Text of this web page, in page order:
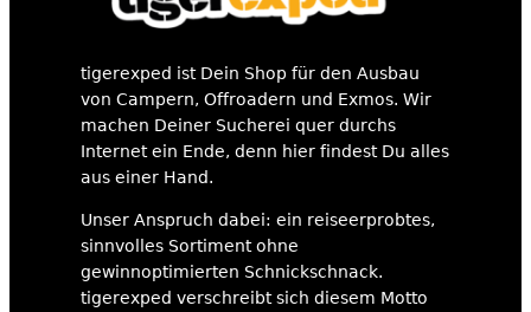
tigerexped ist Dein Shop für den Ausbau
von Campern, Offroadern und Exmos. Wir
machen Deiner Sucherei quer durchs
Internet ein Ende, denn hier findest Du alles
aus einer Hand.
Unser Anspruch dabei: ein reiseerprobtes,
sinnvolles Sortiment ohne
gewinnoptimierten Schnickschnack.
tigerexped verschreibt sich diesem Motto